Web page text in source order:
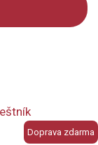
Doprava zdarma